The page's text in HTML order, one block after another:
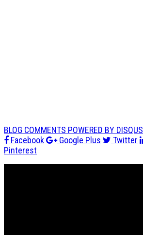
BLOG COMMENTS POWERED BY DISQUS
Facebook
Google Plus Twitter
Pinterest